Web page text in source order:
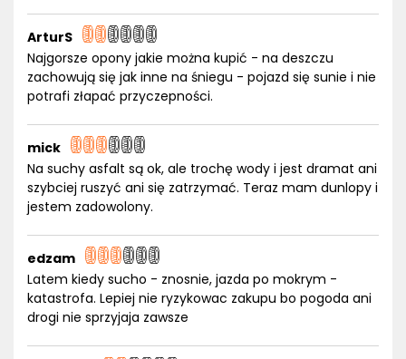
ArturS
Najgorsze opony jakie można kupić - na deszczu
zachowują się jak inne na śniegu - pojazd się sunie i nie
potrafi złapać przyczepności.
mick
Na suchy asfalt są ok, ale trochę wody i jest dramat ani
szybciej ruszyć ani się zatrzymać. Teraz mam dunlopy i
jestem zadowolony.
edzam
Latem kiedy sucho - znosnie, jazda po mokrym -
katastrofa. Lepiej nie ryzykowac zakupu bo pogoda ani
drogi nie sprzyjaja zawsze